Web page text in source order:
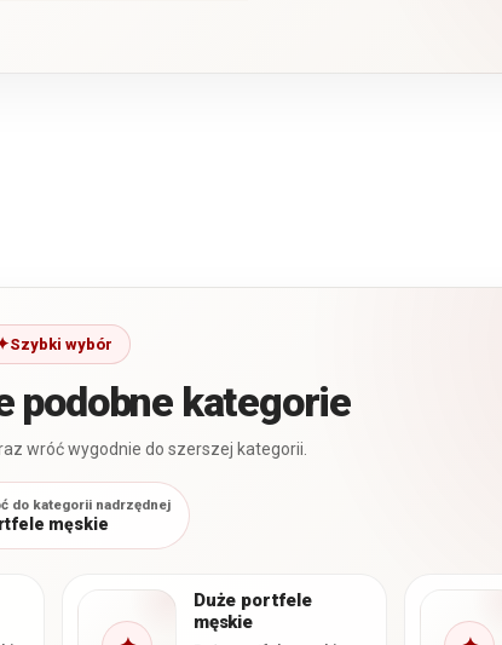
są portfele małe, średnie
Szybki wybór
podobne kategorie
wróć wygodnie do szerszej kategorii.
do kategorii nadrzędnej
męskie
Duże portfele
męskie